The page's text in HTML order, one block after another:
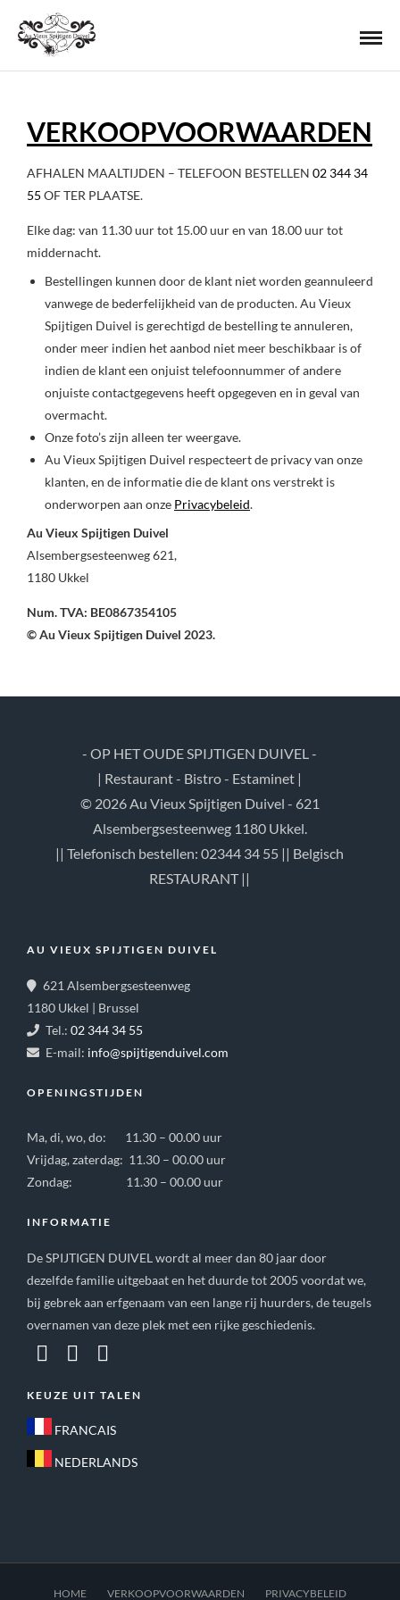
VERKOOPVOORWAARDEN
AFHALEN MAALTIJDEN – TELEFOON BESTELLEN 02 344 34
55 OF TER PLAATSE.
Elke dag: van 11.30 uur tot 15.00 uur en van 18.00 uur tot
middernacht.
Bestellingen kunnen door de klant niet worden geannuleerd
vanwege de bederfelijkheid van de producten. Au Vieux
Spijtigen Duivel is gerechtigd de bestelling te annuleren,
onder meer indien het aanbod niet meer beschikbaar is of
indien de klant een onjuist telefoonnummer of andere
onjuiste contactgegevens heeft opgegeven en in geval van
overmacht.
Onze foto’s zijn alleen ter weergave.
Au Vieux Spijtigen Duivel respecteert de privacy van onze
klanten, en de informatie die de klant ons verstrekt is
onderworpen aan onze Privacybeleid.
Au Vieux Spijtigen Duivel
Alsembergsesteenweg 621,
1180 Ukkel
Num. TVA: BE0867354105
© Au Vieux Spijtigen Duivel 2023.
- OP HET OUDE SPIJTIGEN DUIVEL -
| Restaurant - Bistro - Estaminet |
© 2026 Au Vieux Spijtigen Duivel - 621
Alsembergsesteenweg 1180 Ukkel.
|| Telefonisch bestellen: 02344 34 55 || Belgisch
RESTAURANT ||
AU VIEUX SPIJTIGEN DUIVEL
621 Alsembergsesteenweg
1180 Ukkel | Brussel
Tel.: 02 344 34 55
E-mail: info@spijtigenduivel.com
OPENINGSTIJDEN
Ma, di, wo, do: 11.30 – 00.00 uur
Vrijdag, zaterdag: 11.30 – 00.00 uur
Zondag: 11.30 – 00.00 uur
INFORMATIE
De SPIJTIGEN DUIVEL wordt al meer dan 80 jaar door
dezelfde familie uitgebaat en het duurde tot 2005 voordat we,
bij gebrek aan erfgenaam van een lange rij huurders, de teugels
overnamen van deze plek met een rijke geschiedenis.
KEUZE UIT TALEN
FRANCAIS
NEDERLANDS
HOME VERKOOPVOORWAARDEN PRIVACYBELEID